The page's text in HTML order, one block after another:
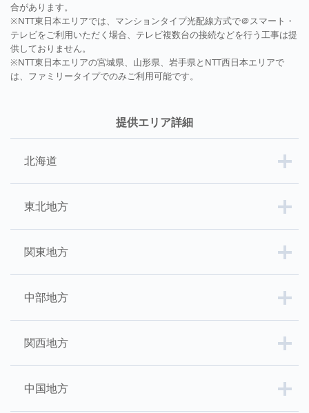
合があります。
※NTT東日本エリアでは、マンションタイプ光配線方式で＠スマート・
テレビをご利用いただく場合、テレビ複数台の接続などを行う工事は提
供しておりません。
※NTT東日本エリアの宮城県、山形県、岩手県とNTT西日本エリアで
は、ファミリータイプでのみご利用可能です。
提供エリア詳細
北海道
東北地方
関東地方
中部地方
関西地方
中国地方